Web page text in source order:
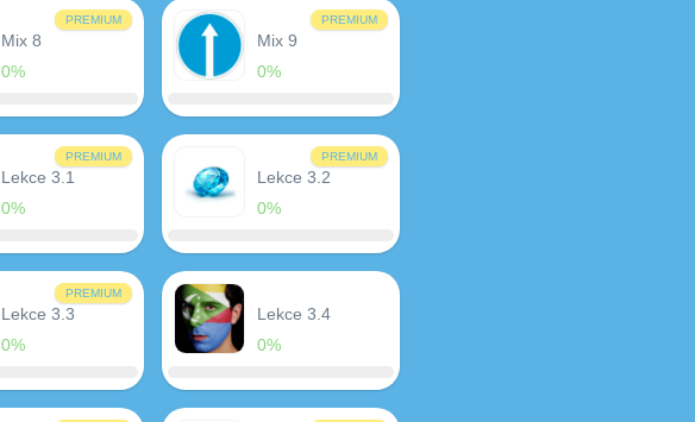
PREMIUM
Mix 8
0%
PREMIUM
Mix 9
0%
PREMIUM
Lekce 3.1
0%
PREMIUM
Lekce 3.2
0%
PREMIUM
Lekce 3.3
0%
Lekce 3.4
0%